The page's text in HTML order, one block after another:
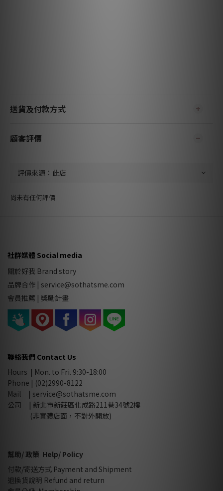
送貨及付款方式
顧客評價
尚未有任何評價
社群媒體 Social media
關於好我 Brand story
品牌合作 | service@sothatsme.com
會員推薦 | 獎勵計畫
聯絡我們 Contact Us
Hours | Mon. to Fri. 9:30-18:00
Phone | (02)2990-8122
Mail | service@sothatsme.com
公司
| 新北市新莊區化成路211巷34號2樓
(非實體店面，不對外開放)
幫助/ 政策 Help/ Policy
付款/寄送方式 Payment and Shipment
退換貨說明 Refund and return